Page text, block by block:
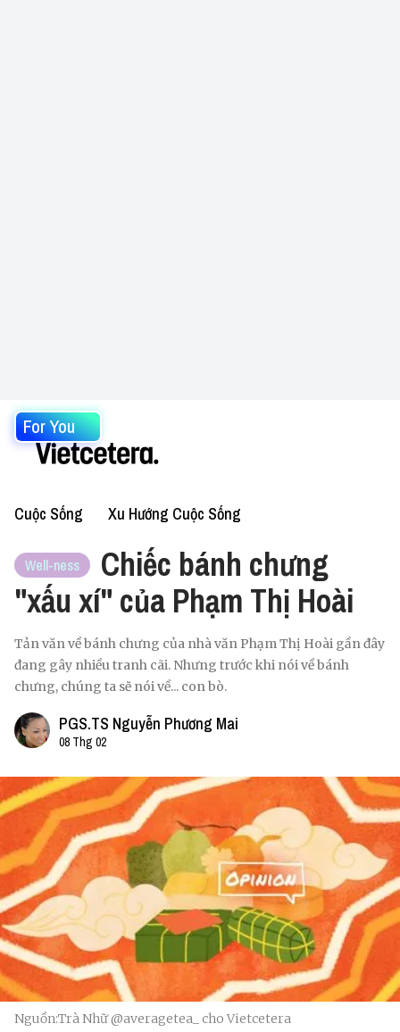
For You
Cuộc Sống Xu Hướng Cuộc Sống
Well-ness
Chiếc bánh chưng
"xấu xí" của Phạm Thị Hoài
Tản văn về bánh chưng của nhà văn Phạm Thị Hoài gần đây
đang gây nhiều tranh cãi. Nhưng trước khi nói về bánh
chưng, chúng ta sẽ nói về... con bò.
PGS.TS Nguyễn Phương Mai
08 Thg 02
Nguồn:Trà Nhữ @averagetea_ cho Vietcetera